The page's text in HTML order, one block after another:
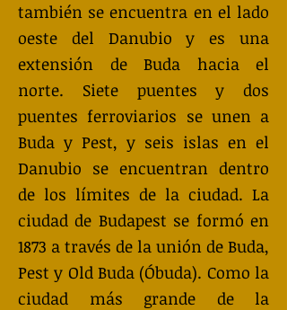
también se encuentra en el lado
oeste del Danubio y es una
extensión de Buda hacia el
norte. Siete puentes y dos
puentes ferroviarios se unen a
Buda y Pest, y seis islas en el
Danubio se encuentran dentro
de los límites de la ciudad. La
ciudad de Budapest se formó en
1873 a través de la unión de Buda,
Pest y Old Buda (Óbuda). Como la
ciudad más grande de la